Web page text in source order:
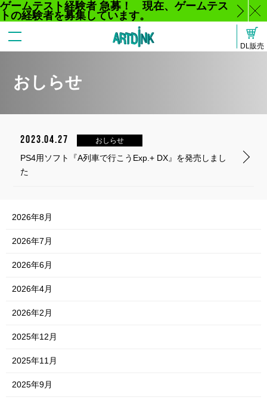
ゲームテスト経験者 急募！ 現在、ゲームテス
トの経験者を募集しています。
じ
る
DL販売
おしらせ
2023.04.27 おしらせ
PS4用ソフト『A列車で行こうExp.+ DX』を発売しまし
た
2026年8月
2026年7月
2026年6月
2026年4月
2026年2月
2025年12月
2025年11月
2025年9月